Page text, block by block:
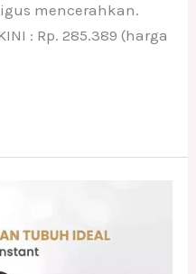
mencerahkan.
: Rp. 285.389 (harga